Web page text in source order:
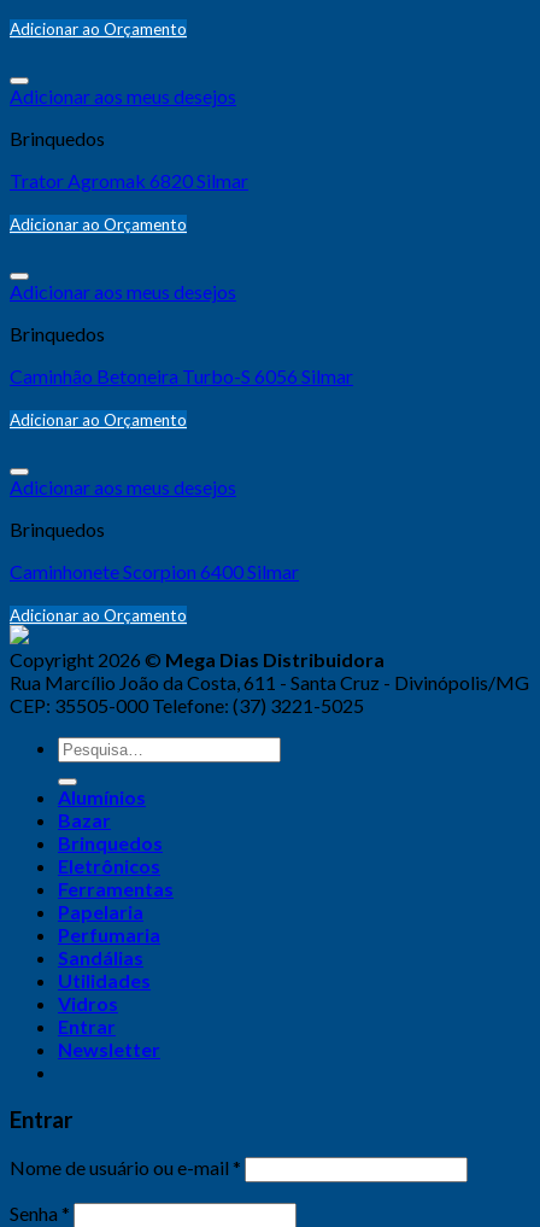
Adicionar ao Orçamento
Adicionar aos meus desejos
Brinquedos
Trator Agromak 6820 Silmar
Adicionar ao Orçamento
Adicionar aos meus desejos
Brinquedos
Caminhão Betoneira Turbo-S 6056 Silmar
Adicionar ao Orçamento
Adicionar aos meus desejos
Brinquedos
Caminhonete Scorpion 6400 Silmar
Adicionar ao Orçamento
Copyright 2026 © Mega Dias Distribuidora
Rua Marcílio João da Costa, 611 - Santa Cruz - Divinópolis/MG
CEP: 35505-000 Telefone: (37) 3221-5025
Alumínios
Bazar
Brinquedos
Eletrônicos
Ferramentas
Papelaria
Perfumaria
Sandálias
Utilidades
Vidros
Entrar
Newsletter
Entrar
Nome de usuário ou e-mail *
Senha *